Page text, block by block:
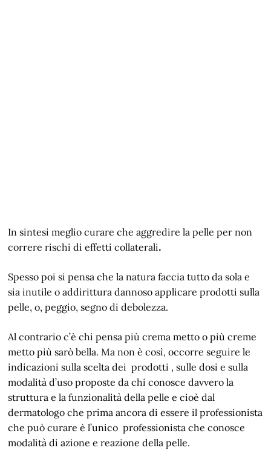
In sintesi meglio curare che aggredire la pelle per non
correre rischi di effetti collaterali.
Spesso poi si pensa che la natura faccia tutto da sola e
sia inutile o addirittura dannoso applicare prodotti sulla
pelle, o, peggio, segno di debolezza.
Al contrario c’è chi pensa più crema metto o più creme
metto più sarò bella. Ma non è così, occorre seguire le
indicazioni sulla scelta dei prodotti , sulle dosi e sulla
modalità d’uso proposte da chi conosce davvero la
struttura e la funzionalità della pelle e cioè dal
dermatologo che prima ancora di essere il professionista
che può curare è l’unico professionista che conosce
modalità di azione e reazione della pelle.